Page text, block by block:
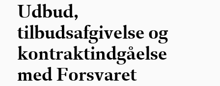
Udbud,
tilbudsafgivelse og
kontraktindgåelse
med Forsvaret